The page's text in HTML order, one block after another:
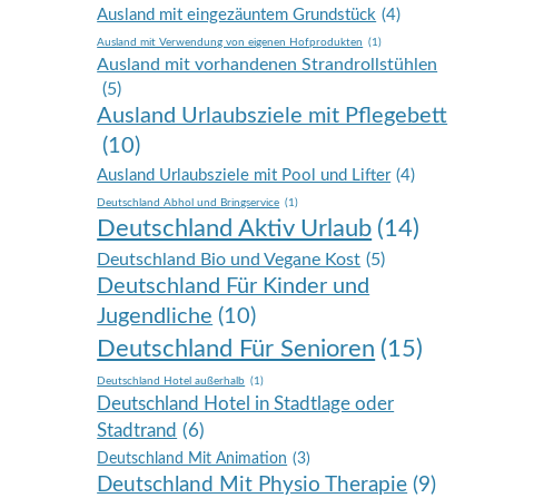
Ausland mit eingezäuntem Grundstück (4)
Ausland mit Verwendung von eigenen Hofprodukten (1)
Ausland mit vorhandenen Strandrollstühlen
(5)
Ausland Urlaubsziele mit Pflegebett
(10)
Ausland Urlaubsziele mit Pool und Lifter (4)
Deutschland Abhol und Bringservice (1)
Deutschland Aktiv Urlaub (14)
Deutschland Bio und Vegane Kost (5)
Deutschland Für Kinder und
Jugendliche (10)
Deutschland Für Senioren (15)
Deutschland Hotel außerhalb (1)
Deutschland Hotel in Stadtlage oder
Stadtrand (6)
Deutschland Mit Animation (3)
Deutschland Mit Physio Therapie (9)